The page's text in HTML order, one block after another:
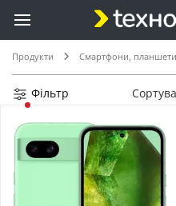
Продукти Смартфони, планшети
Фільтр